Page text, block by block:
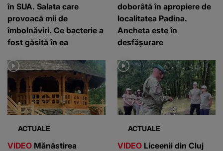
în SUA. Salata care
provoacă mii de
îmbolnăviri. Ce bacterie a
fost găsită în ea
doborâtă în apropiere de
localitatea Padina.
Ancheta este în
desfășurare
ACTUALE
VIDEO Mănăstirea
ACTUALE
VIDEO Liceenii din Cluj